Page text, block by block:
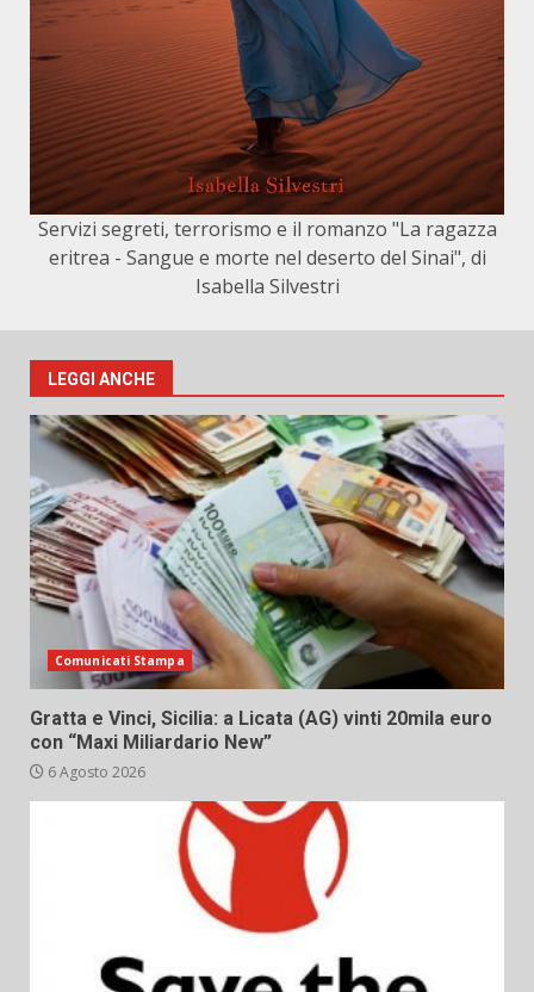
Servizi segreti, terrorismo e il romanzo "La ragazza
eritrea - Sangue e morte nel deserto del Sinai", di
Isabella Silvestri
LEGGI ANCHE
Comunicati Stampa
Gratta e Vinci, Sicilia: a Licata (AG) vinti 20mila euro
con “Maxi Miliardario New”
6 Agosto 2026